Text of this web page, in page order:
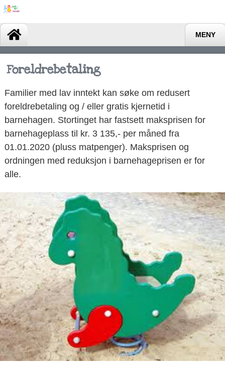
MENY
Foreldrebetaling
Familier med lav inntekt kan søke om redusert
foreldrebetaling og / eller gratis kjernetid i
barnehagen. Stortinget har fastsett maksprisen for
barnehageplass til kr. 3 135,- per måned fra
01.01.2020 (pluss matpenger). Maksprisen og
ordningen med reduksjon i barnehageprisen er for
alle.